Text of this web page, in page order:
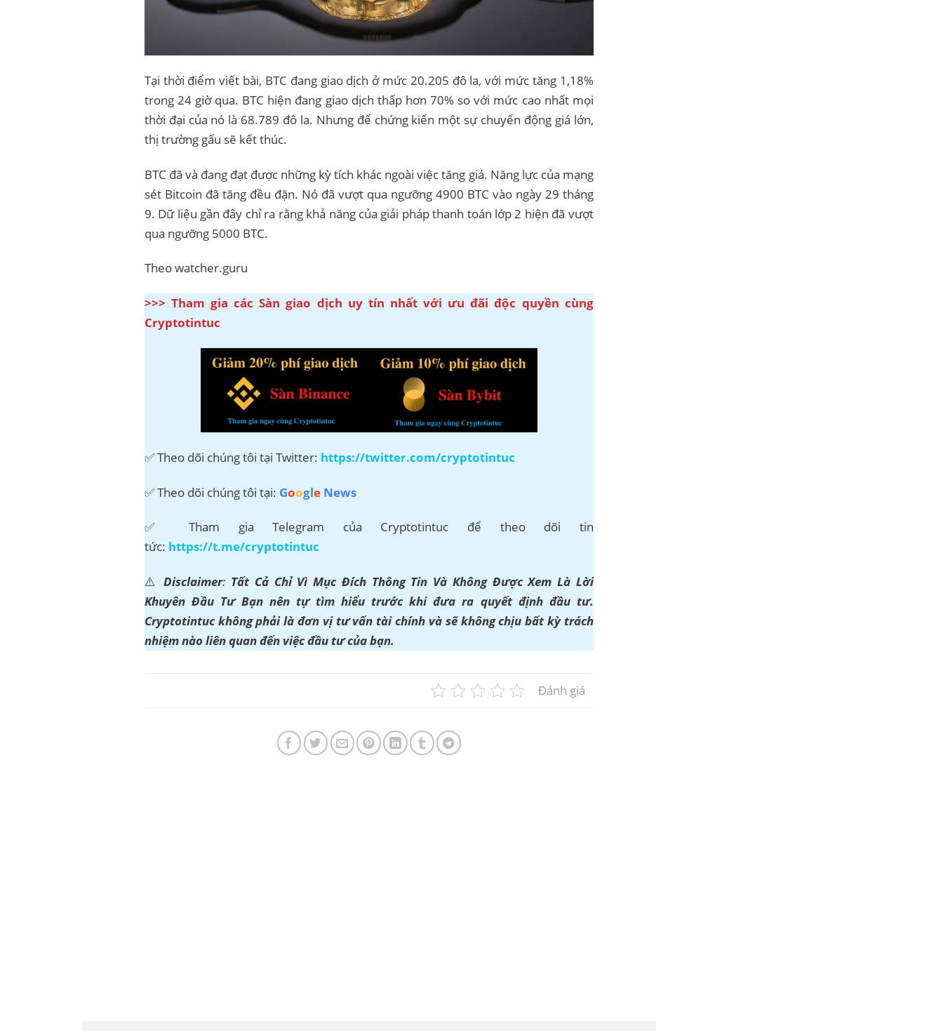
Tại thời điểm viết bài, BTC đang giao dịch ở mức 20.205 đô la, với mức tăng 1,18%
trong 24 giờ qua. BTC hiện đang giao dịch thấp hơn 70% so với mức cao nhất mọi
thời đại của nó là 68.789 đô la. Nhưng để chứng kiến ​​một sự chuyển động giá lớn,
thị trường gấu sẽ kết thúc.
BTC đã và đang đạt được những kỳ tích khác ngoài việc tăng giá. Năng lực của mạng
sét Bitcoin đã tăng đều đặn. Nó đã vượt qua ngưỡng 4900 BTC vào ngày 29 tháng
9. Dữ liệu gần đây chỉ ra rằng khả năng của giải pháp thanh toán lớp 2 hiện đã vượt
qua ngưỡng 5000 BTC.
Theo watcher.guru
>>> Tham gia các Sàn giao dịch uy tín nhất với ưu đãi độc quyền cùng
Cryptotintuc
✅ Theo dõi chúng tôi tại Twitter: https://twitter.com/cryptotintuc
✅ Theo dõi chúng tôi tại: Google News
✅ Tham gia Telegram của Cryptotintuc để theo dõi tin
tức: https://t.me/cryptotintuc
⚠️Disclaimer: Tất Cả Chỉ Vì Mục Đích Thông Tin Và Không Được Xem Là Lời
Khuyên Đầu Tư Bạn nên tự tìm hiểu trước khi đưa ra quyết định đầu tư.
Cryptotintuc không phải là đơn vị tư vấn tài chính và sẽ không chịu bất kỳ trách
nhiệm nào liên quan đến việc đầu tư của bạn.
Đánh giá